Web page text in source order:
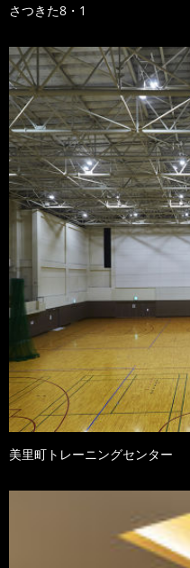
さつきた8・1
美里町トレーニングセンター